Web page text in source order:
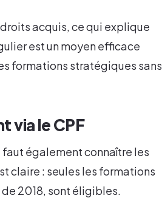
acquis, ce qui explique
est un moyen efficace
formations stratégiques sans
via le CPF
faut également connaître les
claire : seules les formations
2018, sont éligibles.